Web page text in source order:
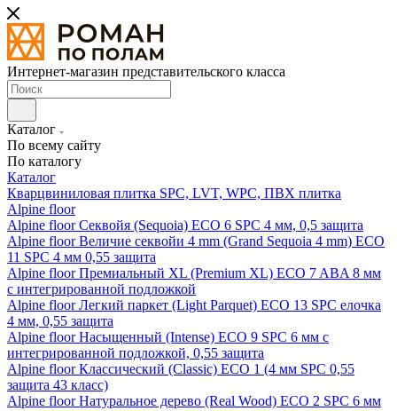
Интернет-магазин представительского класса
Каталог
По всему сайту
По каталогу
Каталог
Кварцвиниловая плитка SPC, LVT, WPC, ПВХ плитка
Alpine floor
Alpine floor Секвойя (Sequoia) ECO 6 SPC 4 мм, 0,5 защита
Alpine floor Величие секвойи 4 mm (Grand Sequoia 4 mm) ECO
11 SPC 4 мм 0,55 защита
Alpine floor Премиальный XL (Premium XL) ECO 7 ABA 8 мм
с интегрированной подложкой
Alpine floor Легкий паркет (Light Parquet) ECO 13 SPC елочка
4 мм, 0,55 защита
Alpine floor Насыщенный (Intense) ECO 9 SPC 6 мм с
интегрированной подложкой, 0,55 защита
Alpine floor Классический (Classic) ECO 1 (4 мм SPC 0,55
защита 43 класс)
Alpine floor Натуральное дерево (Real Wood) ECO 2 SPC 6 мм